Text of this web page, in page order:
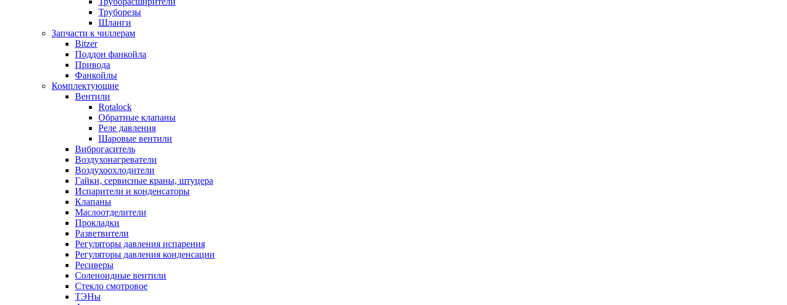
Труборезы
Шланги
Запчасти к чиллерам
Bitzer
Поддон фанкойла
Привода
Фанкойлы
Комплектующие
Вентили
Rotalock
Обратные клапаны
Реле давления
Шаровые вентили
Виброгаситель
Воздухонагреватели
Воздухоохлодители
Гайки, сервисные краны, штуцера
Испарители и конденсаторы
Клапаны
Маслоотделители
Прокладки
Разветвители
Регуляторы давления испарения
Регуляторы давления конденсации
Ресиверы
Соленоидные вентили
Стекло смотровое
ТЭНы